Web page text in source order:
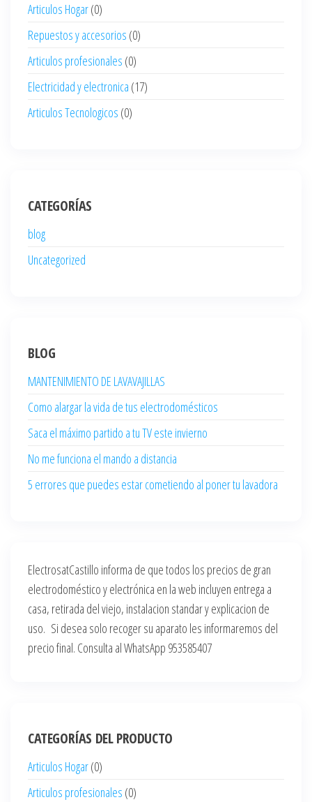
Articulos Hogar(0)
Repuestos y accesorios (0)
Articulos profesionales (0)
Electricidad y electronica (17)
Articulos Tecnologicos (0)
CATEGORÍAS
blog
Uncategorized
BLOG
MANTENIMIENTO DE LAVAVAJILLAS
Como alargar la vida de tus electrodomésticos
Saca el máximo partido a tu TV este invierno
No me funciona el mando a distancia
5 errores que puedes estar cometiendo al poner tu lavadora
ElectrosatCastillo informa de que todos los precios de gran
electrodoméstico y electrónica en la web incluyen entrega a
casa, retirada del viejo, instalacion standar y explicacion de
uso. Si desea solo recoger su aparato les informaremos del
precio final. Consulta al WhatsApp 953585407
CATEGORÍAS DEL PRODUCTO
Articulos Hogar(0)
Articulos profesionales (0)